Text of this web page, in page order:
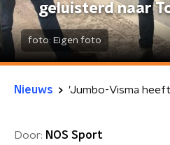
geluisterd naar
foto: Eigen foto
Nieuws
Door: NOS Sport